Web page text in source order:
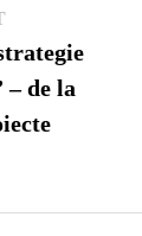
Previous
post:
– de la